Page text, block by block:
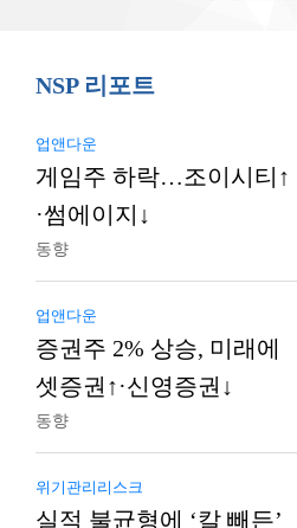
NSP 리포트
업앤다운
게임주 하락…조이시티↑
·썸에이지↓
동향
업앤다운
증권주 2% 상승, 미래에
셋증권↑·신영증권↓
동향
위기관리리스크
실적 불균형에 ‘칼 빼든’